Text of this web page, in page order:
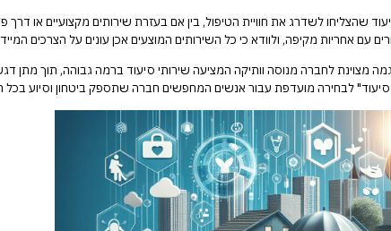
שהצליחו לשדרג את חוויית הטיפול, בין אם בעזרת שירותים מקצועיים או
עם אחריות מקיפה, ולוודא כי כל השירותים המוצעים אכן עונים על הצרכים
מצוינת לחברה מנוסה וותיקה המציעה שירותי סיעוד ברמה גבוהה, תוך מתן
סיעוד" לבחירה מועדפת עבור אנשים המחפשים חברה שתספק ביטחון וסיוע בכל